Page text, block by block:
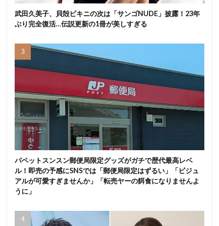
武田久美子、貝殻ビキニの次は「サンゴNUDE」披露！23年
ぶり完全復活…伝説更新の1冊が美しすぎる
パペットスンスン郵便局限定グッズがガチで歴代最高レベ
ル！即売の予感にSNSでは「郵便局限定はずるい」「ビジュ
アルが可愛すぎませんか」「転売ヤーの餌食になりませんよ
うに」